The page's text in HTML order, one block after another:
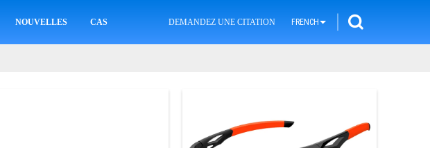
NOUVELLES CAS DEMANDEZ UNE CITATION FRENCH